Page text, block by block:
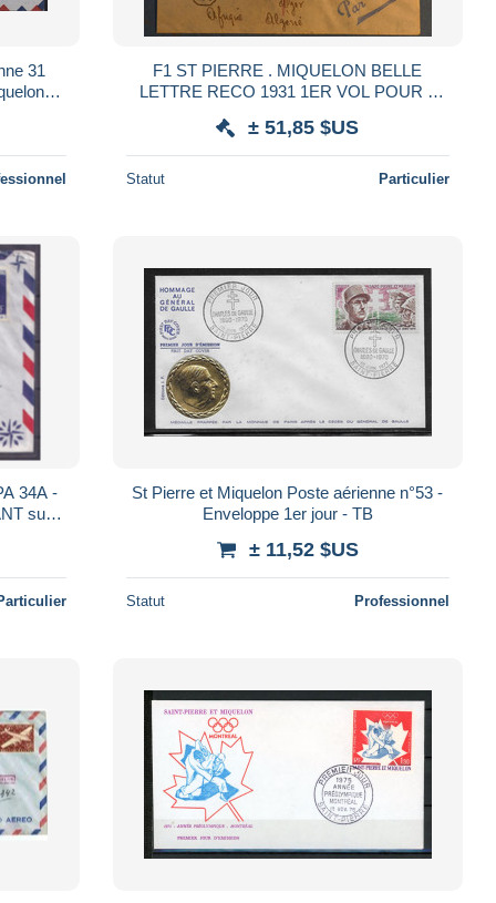
31
F1 ST PIERRE . MIQUELON BELLE
LETTRE RECO 1931 1ER VOL POUR L
SURCHARGES + AFFRANC PLAISANT
± 51,85 $US
Statut Particulier
34A -
sur
St Pierre et Miquelon Poste aérienne n°53 -
Enveloppe 1er jour - TB
± 11,52 $US
Statut Professionnel